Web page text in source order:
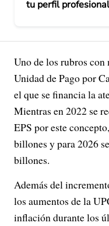
tu perfil profesional
Uno de los rubros
Unidad de Pago por
el que se financia la
Mientras en 2022 se
EPS por este
billones y para 2026
billones.
Además del
los aumentos de la
inflación durante los